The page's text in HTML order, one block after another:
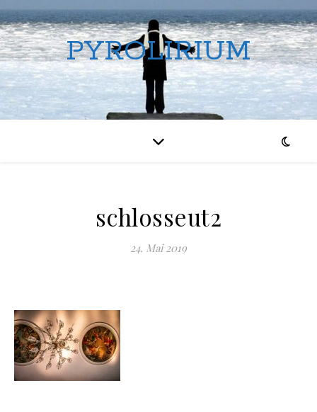
PYROLIRIUM
schlosseut2
24. Mai 2019